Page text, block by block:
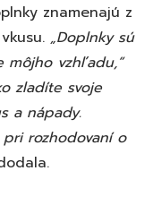
znamenajú z
„Doplnky sú
môjho vzhľadu,“
zladíte svoje
a nápady.
rozhodovaní o